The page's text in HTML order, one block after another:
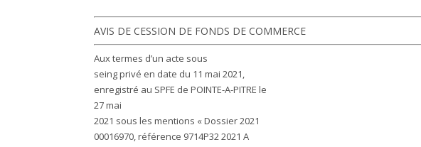
AVIS DE CESSION DE FONDS DE COMMERCE
Aux termes d’un acte sous
seing privé en date du 11 mai 2021,
enregistré au SPFE de POINTE-A-PITRE le
27 mai
2021 sous les mentions « Dossier 2021
00016970, référence 9714P32 2021 A